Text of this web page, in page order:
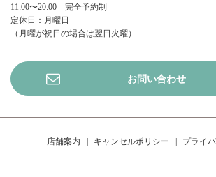
11:00〜20:00 完全予約制
定休日：月曜日
（月曜が祝日の場合は翌日火曜）
お問い合わせ
店舗案内 キャンセルポリシー プライ